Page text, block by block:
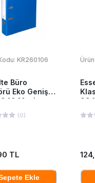
KR260106
Büro
Eko Geniş
Mavi
(0)
TL
Ekle